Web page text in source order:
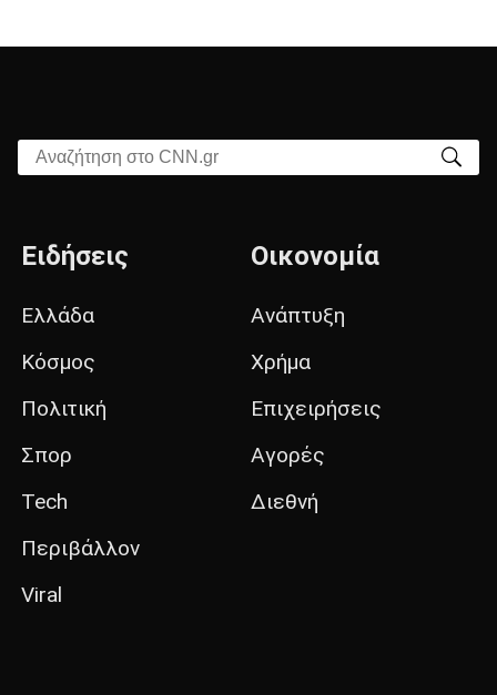
Αναζήτηση στο CNN.gr
Ειδήσεις
Ελλάδα
Κόσμος
Πολιτική
Σπορ
Tech
Περιβάλλον
Viral
Οικονομία
Ανάπτυξη
Χρήμα
Επιχειρήσεις
Αγορές
Διεθνή